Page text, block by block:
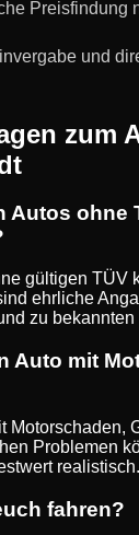
Preisfindung
und
zum
Autos ohne
gültigen TÜV
ehrliche
zu bekannten
Auto mit
Motorschaden,
Problemen
realistisch.
fahren?